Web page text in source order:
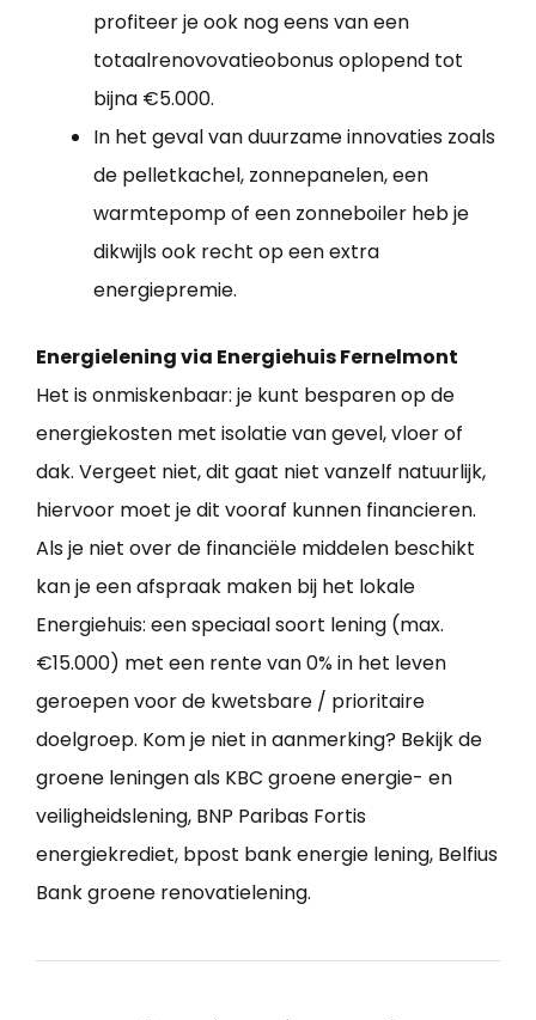
profiteer je ook nog eens van een
totaalrenovovatieobonus oplopend tot
bijna €5.000.
In het geval van duurzame innovaties zoals
de pelletkachel, zonnepanelen, een
warmtepomp of een zonneboiler heb je
dikwijls ook recht op een extra
energiepremie.
Energielening via Energiehuis Fernelmont
Het is onmiskenbaar: je kunt besparen op de
energiekosten met isolatie van gevel, vloer of
dak. Vergeet niet, dit gaat niet vanzelf natuurlijk,
hiervoor moet je dit vooraf kunnen financieren.
Als je niet over de financiële middelen beschikt
kan je een afspraak maken bij het lokale
Energiehuis: een speciaal soort lening (max.
€15.000) met een rente van 0% in het leven
geroepen voor de kwetsbare / prioritaire
doelgroep. Kom je niet in aanmerking? Bekijk de
groene leningen als KBC groene energie- en
veiligheidslening, BNP Paribas Fortis
energiekrediet, bpost bank energie lening, Belfius
Bank groene renovatielening.